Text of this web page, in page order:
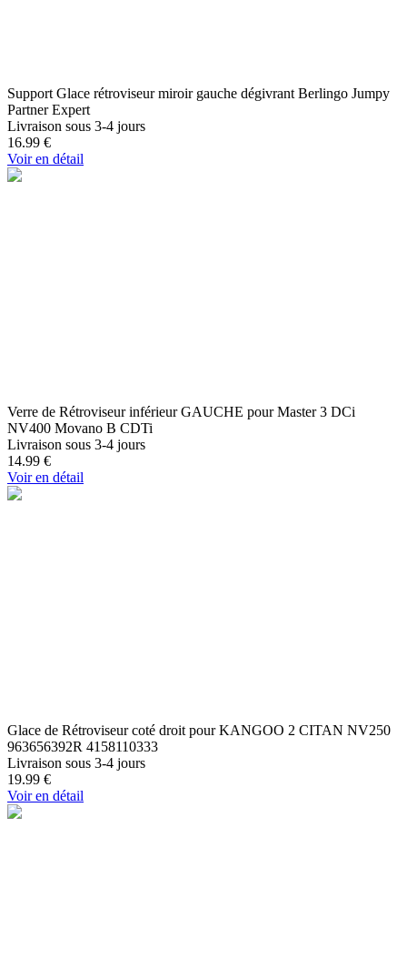
Support Glace rétroviseur miroir gauche dégivrant Berlingo Jumpy
Partner Expert
Livraison sous 3-4 jours
16.99 €
Voir en détail
Verre de Rétroviseur inférieur GAUCHE pour Master 3 DCi
NV400 Movano B CDTi
Livraison sous 3-4 jours
14.99 €
Voir en détail
Glace de Rétroviseur coté droit pour KANGOO 2 CITAN NV250
963656392R 4158110333
Livraison sous 3-4 jours
19.99 €
Voir en détail